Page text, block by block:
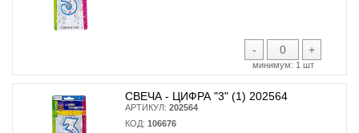
- +
минимум: 1 шт
СВЕЧА - ЦИФРА "3" (1) 202564
АРТИКУЛ: 202564
КОД: 106676